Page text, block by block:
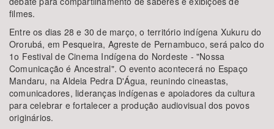
Área Protegida
BUSCAR
filmes.
Entre os dias 28 e 30 de março, o território indígena Xukuru do
Ororubá, em Pesqueira, Agreste de Pernambuco, será palco do
1o Festival de Cinema Indígena do Nordeste - "Nossa
Comunicação é Ancestral". O evento acontecerá no Espaço
Mandaru, na Aldeia Pedra D'Água, reunindo cineastas,
comunicadores, lideranças indígenas e apoiadores da cultura
para celebrar e fortalecer a produção audiovisual dos povos
originários.